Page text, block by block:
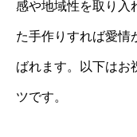
感や地域性を取り入
た手作りすれば愛情
ばれます。以下はお
ツです。